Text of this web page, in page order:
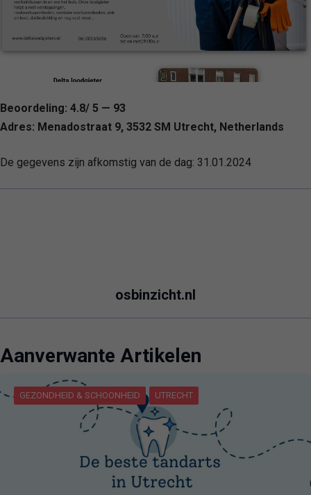
Beoordeling: 4.8/ 5 — 93
Adres: Menadostraat 9, 3532 SM Utrecht, Netherlands
De gegevens zijn afkomstig van de dag: 31.01.2024
osbinzicht.nl
Aanverwante Artikelen
GEZONDHEID & SCHOONHEID UTRECHT